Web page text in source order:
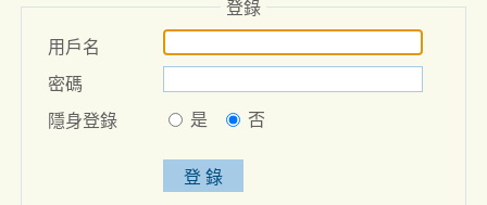
登錄
用戶名
密碼
隱身登錄
是 否